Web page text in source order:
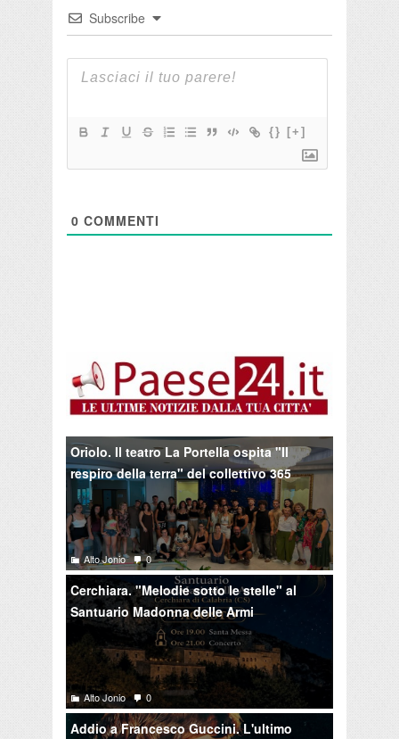
Subscribe
{} [+]
0 COMMENTI
Oriolo. Il teatro La Portella ospita "Il
respiro della terra" del collettivo 365
Alto Jonio 0
Cerchiara. "Melodie sotto le stelle" al
Santuario Madonna delle Armi
Alto Jonio 0
Addio a Francesco Guccini. L'ultimo